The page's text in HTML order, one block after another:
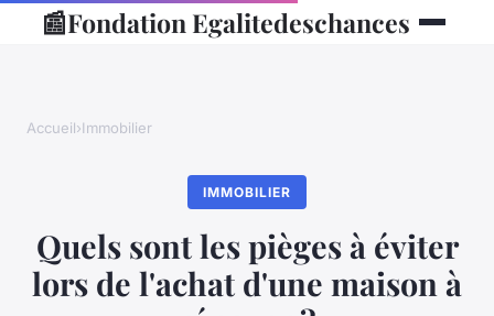
📰Fondation Egalitedeschances
Accueil›Immobilier
IMMOBILIER
Quels sont les pièges à éviter
lors de l'achat d'une maison à